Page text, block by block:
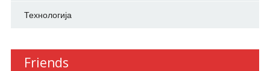
Технологија
Friends